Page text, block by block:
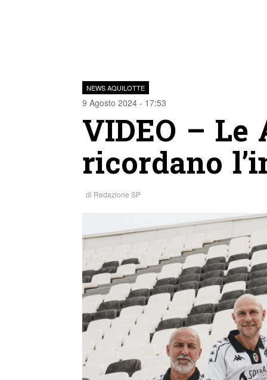
NEWS AQUILOTTE
9 Agosto 2024 - 17:53
VIDEO –
ricordano
di Redazione SP